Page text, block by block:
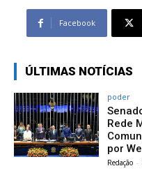
Facebook
ÚLTIMAS NOTÍCIAS
poder
Rede
por
Redação -